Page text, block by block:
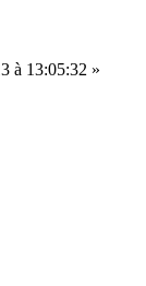
à 13:05:32 »